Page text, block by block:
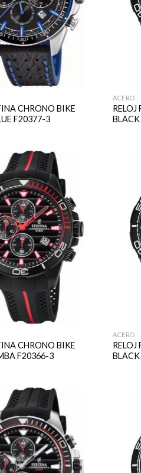
CHRONO BIKE
F20377-3
ACERO
RELOJ
CHRONO BIKE
F20366-3
ACERO
RELOJ